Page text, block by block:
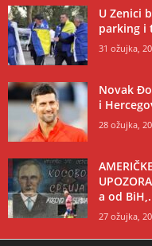
U Zenici
parking i
31 ožujka,
Novak
i
28 ožujka,
a od
27 ožujka,